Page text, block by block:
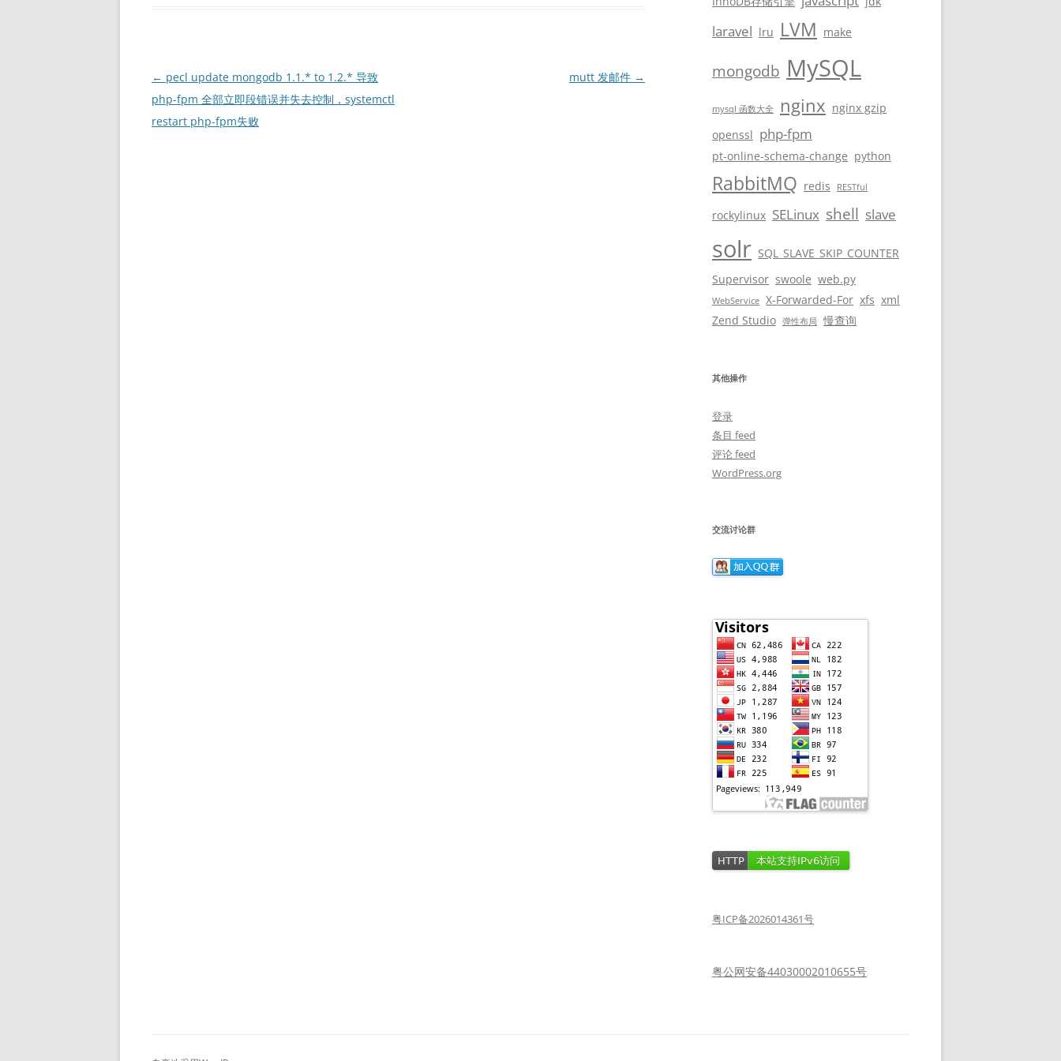
文
章
导
← pecl update mongodb 1.1.* to 1.2.* 导致
php-fpm 全部立即段错误并失去控制，systemctl
restart php-fpm失败
mutt 发邮件 →
laravel lru LVM make
mongodb MySQL
mysql 函数大全 nginx nginx gzip
openssl php-fpm
pt-online-schema-change python
RabbitMQ redis RESTful
rockylinux SELinux shell slave
solr SQL_SLAVE_SKIP_COUNTER
Supervisor swoole web.py
WebService X-Forwarded-For xfs xml
Zend Studio 弹性布局 慢查询
其他操作
登录
条目 feed
评论 feed
WordPress.org
交流讨论群
粤ICP备2026014361号
粤公网安备44030002010655号